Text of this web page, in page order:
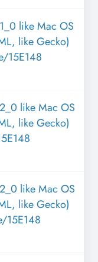
like Mac OS
like Gecko)
15E148
like Mac OS
like Gecko)
like Mac OS
like Gecko)